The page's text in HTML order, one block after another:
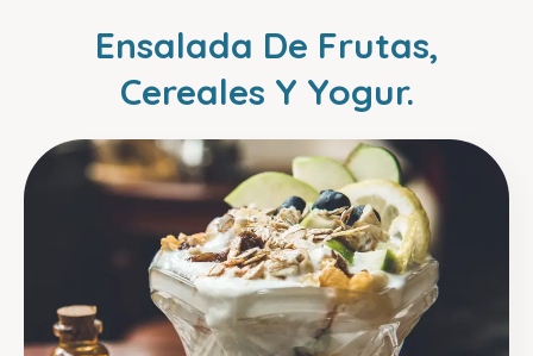
Ensalada De Frutas,
Cereales Y Yogur.